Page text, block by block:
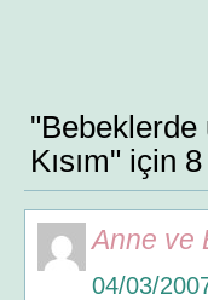
Kısım" için
Anne ve
04/03/